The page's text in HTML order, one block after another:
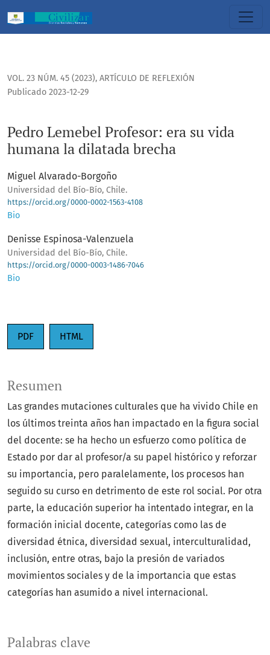
VOL. 23 NÚM. 45 (2023), ARTÍCULO DE REFLEXIÓN
Pedro Lemebel Profesor: era su vida
humana la dilatada brecha
Publicado 2023-12-29
Miguel Alvarado-Borgoño
Universidad del Bío-Bío, Chile.
https://orcid.org/0000-0002-1563-4108
Bio
Denisse Espinosa-Valenzuela
Universidad del Bío-Bío, Chile.
https://orcid.org/0000-0003-1486-7046
Bio
PDF HTML
Palabras clave
Resumen
Las grandes mutaciones culturales que ha vivido Chile en
los últimos treinta años han impactado en la figura social
del docente: se ha hecho un esfuerzo como política de
Estado por dar al profesor/a su papel histórico y reforzar
su importancia, pero paralelamente, los procesos han
seguido su curso en detrimento de este rol social. Por otra
parte, la educación superior ha intentado integrar, en la
formación inicial docente, categorías como las de
diversidad étnica, diversidad sexual, interculturalidad,
inclusión, entre otras, bajo la presión de variados
movimientos sociales y de la importancia que estas
categorías han asumido a nivel internacional.